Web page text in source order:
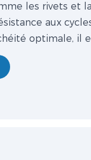
les rivets et
aux
optimale, il